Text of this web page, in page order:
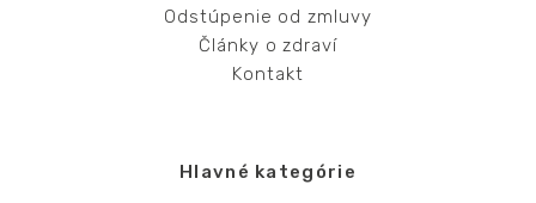
Odstúpenie od zmluvy
Články o zdraví
Kontakt
Hlavné kategórie